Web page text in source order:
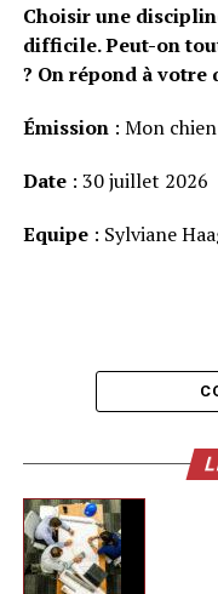
Choisir une
difficile. Peut-on
? On répond à votre
Émission: Mon
Date: 30 juillet 2026
Equipe: Sylviane